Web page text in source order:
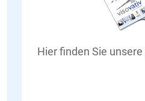
Hier finden Sie unsere